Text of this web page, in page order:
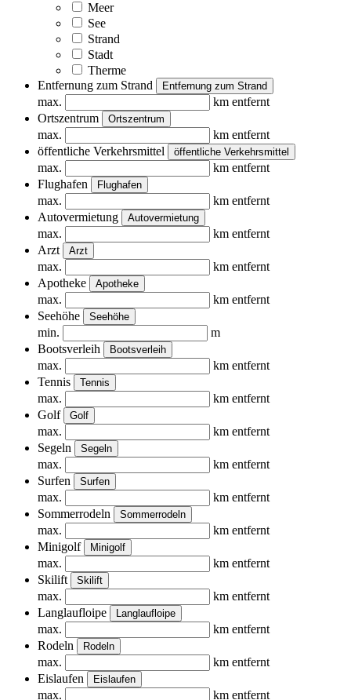
Meer
See
Strand
Stadt
Therme
Entfernung zum Strand
Entfernung zum Strand
max.
km entfernt
Ortszentrum
Ortszentrum
max.
km entfernt
öffentliche Verkehrsmittel
öffentliche Verkehrsmittel
max.
km entfernt
Flughafen
Flughafen
max.
km entfernt
Autovermietung
Autovermietung
max.
km entfernt
Arzt
Arzt
max.
km entfernt
Apotheke
Apotheke
max.
km entfernt
Seehöhe
Seehöhe
min.
m
Bootsverleih
Bootsverleih
max.
km entfernt
Tennis
Tennis
max.
km entfernt
Golf
Golf
max.
km entfernt
Segeln
Segeln
max.
km entfernt
Surfen
Surfen
max.
km entfernt
Sommerrodeln
Sommerrodeln
max.
km entfernt
Minigolf
Minigolf
max.
km entfernt
Skilift
Skilift
max.
km entfernt
Langlaufloipe
Langlaufloipe
max.
km entfernt
Rodeln
Rodeln
max.
km entfernt
Eislaufen
Eislaufen
max. km entfernt